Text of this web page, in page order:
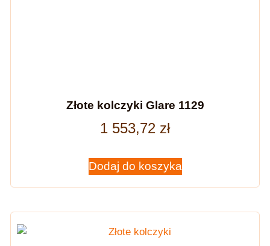
Złote kolczyki Glare 1129
1 553,72 zł
Dodaj do koszyka